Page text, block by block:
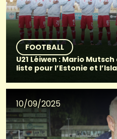
FOOTBALL
U21 Léiwen : Mario
liste pour l’Estonie et
10/09/2025